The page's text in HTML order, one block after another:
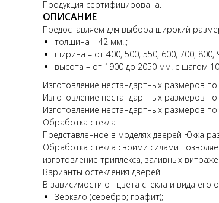
Продукция сертифицирована.
ОПИСАНИЕ
Предоставляем для выбора широкий
толщина – 42 мм..;
ширина – от 400, 500, 550, 600, 700, 800,
высота – от 1900 до 2050 мм. с шагом
Изготовление нестандартных размеров
Изготовление нестандартных размеров
Изготовление нестандартных размеров
Обработка стекла
Представленное в моделях дверей Юкка
Обработка стекла своими силами
изготовление триплекса, заливных
Варианты остекления дверей
В зависимости от цвета стекла и вида
Зеркало (серебро; графит);